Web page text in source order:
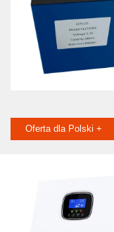
Oferta dla Polski +